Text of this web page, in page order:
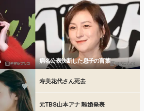
病名公表決断した息子の言葉
寿美花代さん死去
元TBS山本アナ 離婚発表